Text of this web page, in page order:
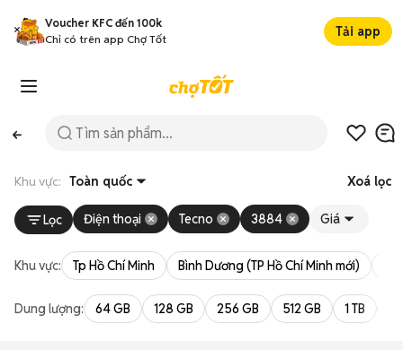
Voucher KFC đến 100k
Chỉ có trên app Chợ Tốt
Tải app
Khu vực: Toàn quốc Xoá lọc
Lọc Điện thoại Tecno 3884 Giá
Khu vực: Tp Hồ Chí Minh Bình Dương (TP Hồ Chí Minh mới)
Dung lượng: 64 GB 128 GB 256 GB 512 GB 1 TB